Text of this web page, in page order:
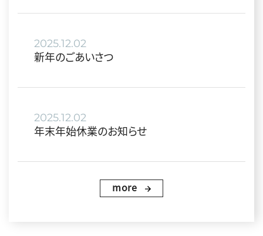
2025.12.02
新年のごあいさつ
2025.12.02
年末年始休業のお知らせ
more